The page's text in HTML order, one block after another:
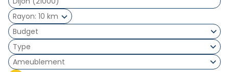
Rayon 10 km
Type
Ameublement